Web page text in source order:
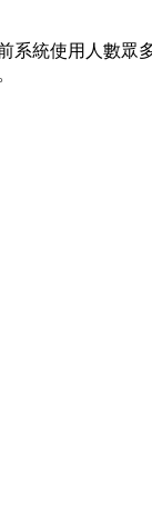
系統使用人數眾